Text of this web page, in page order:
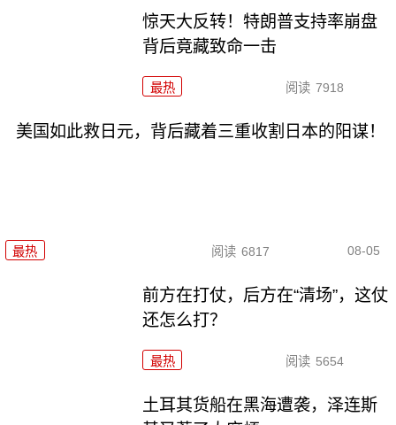
惊天大反转！特朗普支持率崩盘
背后竟藏致命一击
最热 阅读 7918
美国如此救日元，背后藏着三重收割日本的阳谋！
最热 阅读 6817 08-05
前方在打仗，后方在“清场”，这仗
还怎么打？
最热 阅读 5654
土耳其货船在黑海遭袭，泽连斯